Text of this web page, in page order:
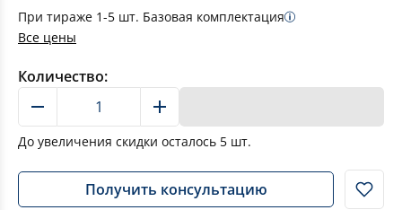
При тираже 1-5 шт. Базовая комплектация
Все цены
Количество:
До увеличения скидки осталось 5 шт.
Получить консультацию